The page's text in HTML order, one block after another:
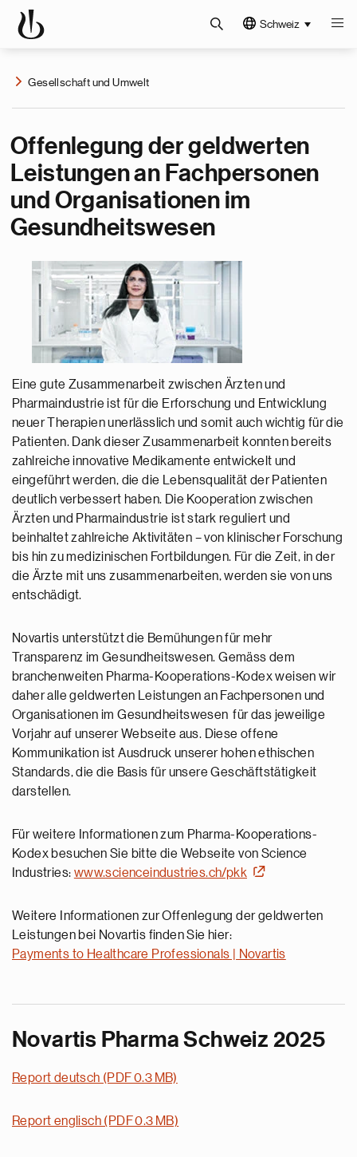
Schweiz
Gesellschaft und Umwelt
Offenlegung der geldwerten
Leistungen an Fachpersonen
und Organisationen im
Gesundheitswesen
Eine gute Zusammenarbeit zwischen Ärzten und
Pharmaindustrie ist für die Erforschung und Entwicklung
neuer Therapien unerlässlich und somit auch wichtig für die
Patienten. Dank dieser Zusammenarbeit konnten bereits
zahlreiche innovative Medikamente entwickelt und
eingeführt werden, die die Lebensqualität der Patienten
deutlich verbessert haben. Die Kooperation zwischen
Ärzten und Pharmaindustrie ist stark reguliert und
beinhaltet zahlreiche Aktivitäten – von klinischer Forschung
bis hin zu medizinischen Fortbildungen. Für die Zeit, in der
die Ärzte mit uns zusammenarbeiten, werden sie von uns
entschädigt.
Novartis unterstützt die Bemühungen für mehr
Transparenz im Gesundheitswesen. Gemäss dem
branchenweiten Pharma-Kooperations-Kodex weisen wir
daher alle geldwerten Leistungen an Fachpersonen und
Organisationen im Gesundheitswesen für das jeweilige
Vorjahr auf unserer Webseite aus. Diese offene
Kommunikation ist Ausdruck unserer hohen ethischen
Standards, die die Basis für unsere Geschäftstätigkeit
darstellen.
Für weitere Informationen zum Pharma-Kooperations-
Kodex besuchen Sie bitte die Webseite von Science
Industries: www.scienceindustries.ch/pkk
Weitere Informationen zur Offenlegung der geldwerten
Leistungen bei Novartis finden Sie hier:
Payments to Healthcare Professionals | Novartis
Novartis Pharma Schweiz 2025
Report deutsch (PDF 0.3 MB)
Report englisch (PDF 0.3 MB)